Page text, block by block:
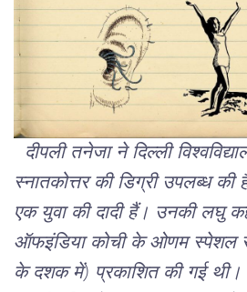
दीपली तनेजा ने दिल्ली
स्नातकोत्तर की डिग्री उपलब्ध की
एक युवा की दादी हैं। उनकी लघु
ऑफइंडिया कोची के ओणम स्पेशल
के दशक में) प्रकाशित की गई थी।